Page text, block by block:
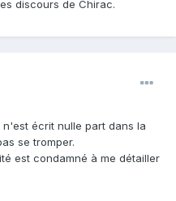
discours de Chirac.
écrit nulle part dans la
se tromper.
est condamné à me détailler